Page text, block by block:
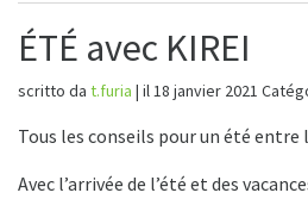
ÉTÉ avec KIREI
scritto da t.furia | il 18 janvier 2021
Tous les conseils pour un été entre
Avec l’arrivée de l’été et des